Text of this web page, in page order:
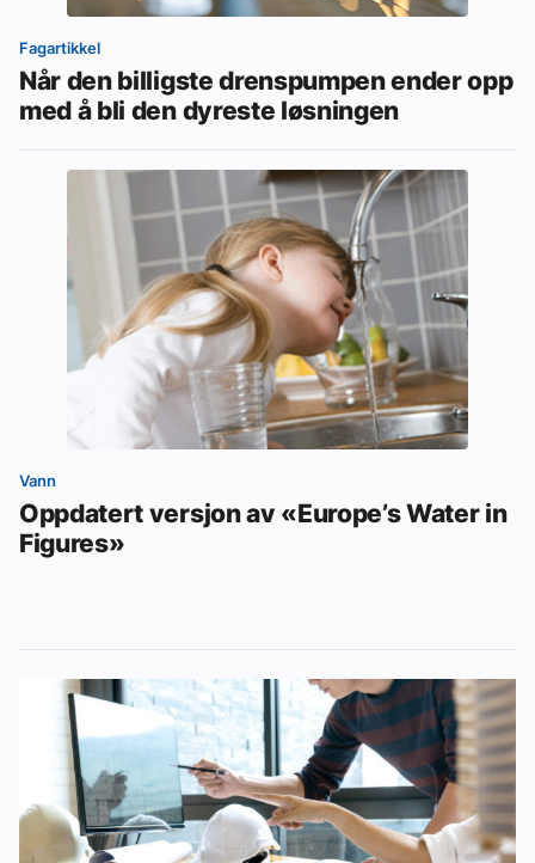
Fagartikkel
Når den billigste drenspumpen ender opp
med å bli den dyreste løsningen
Vann
Oppdatert versjon av «Europe’s Water in
Figures»